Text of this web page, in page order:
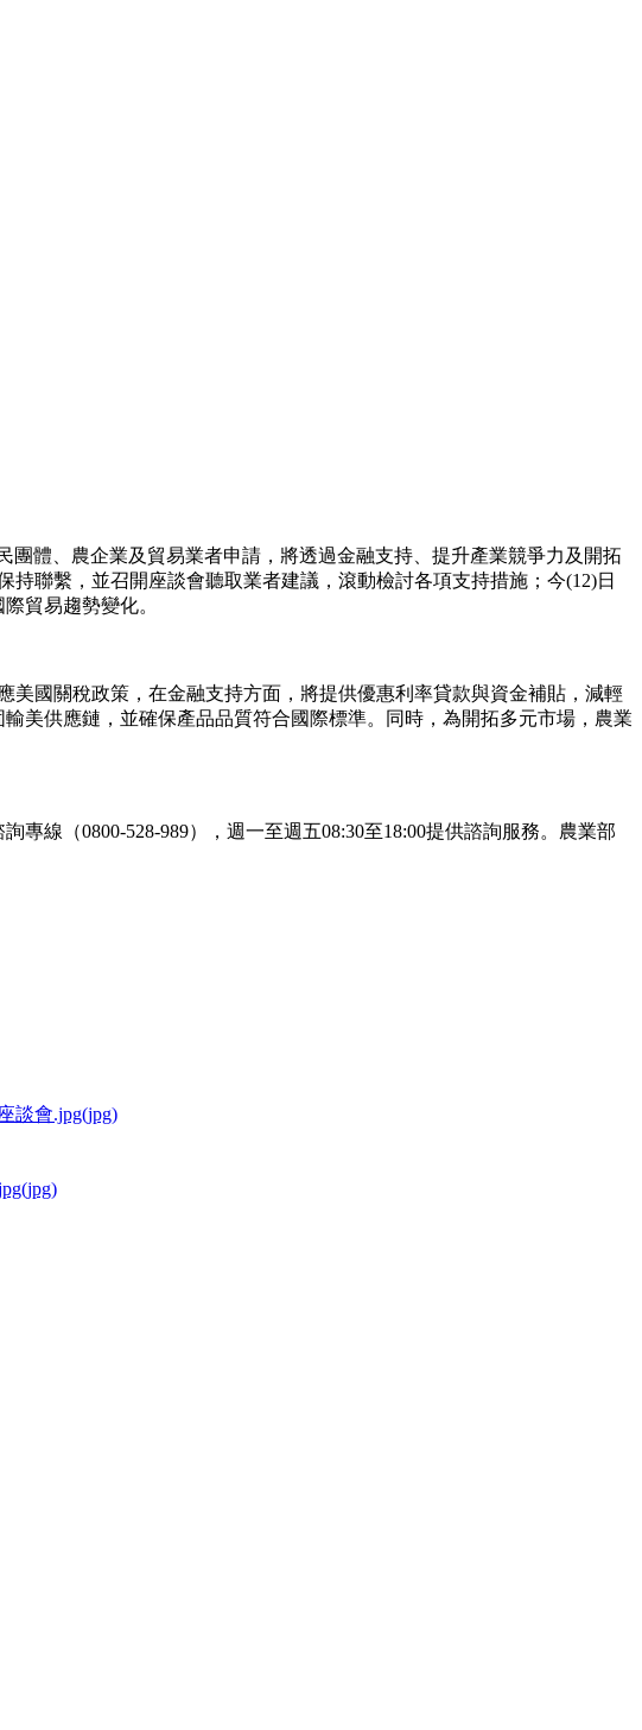
體、農企業及貿易業者申請，將透過金融支持、提升產業競爭力及開拓
聯繫，並召開座談會聽取業者建議，滾動檢討各項支持措施；今(12)日
貿易趨勢變化。
美國關稅政策，在金融支持方面，將提供優惠利率貸款與資金補貼，減輕
美供應鏈，並確保產品品質符合國際標準。同時，為開拓多元市場，農業
線（0800-528-989），週一至週五08:30至18:00提供諮詢服務。農業部